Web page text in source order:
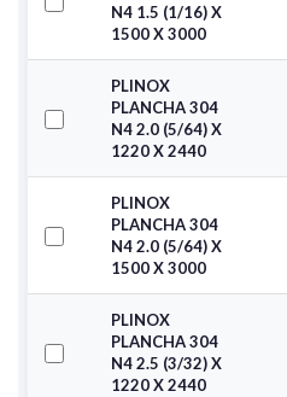
N4 1.5 (1/16) X
1500 X 3000
PLINOX
PLANCHA 304
N4 2.0 (5/64) X
1220 X 2440
PLINOX
PLANCHA 304
N4 2.0 (5/64) X
1500 X 3000
PLINOX
PLANCHA 304
N4 2.5 (3/32) X
1220 X 2440